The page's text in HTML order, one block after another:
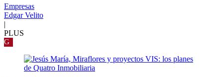
Empresas
Edgar Velito
PLUS
G